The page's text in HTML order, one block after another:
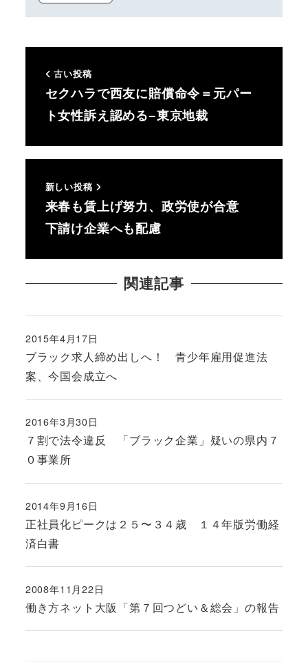
古い投稿
セクハラで西友に賠償命令＝元パー
ト女性訴え認める−東京地裁
新しい投稿
来春も賃上げ努力、政労使が合意
下請け企業へも配慮
関連記事
ブラック求人締め出しへ！ 青少年雇用促進法
案、今国会成立へ
投稿日
2015年4月17日
７割で法令違反 「ブラック企業」疑いの県内７
０事業所
投稿日
2016年3月30日
正社員化ピークは２５〜３４歳 １４年版労働経
済白書
投稿日
2014年9月16日
働き方ネット大阪「第７回つどい＆総会」の報告
投稿日
2008年11月22日